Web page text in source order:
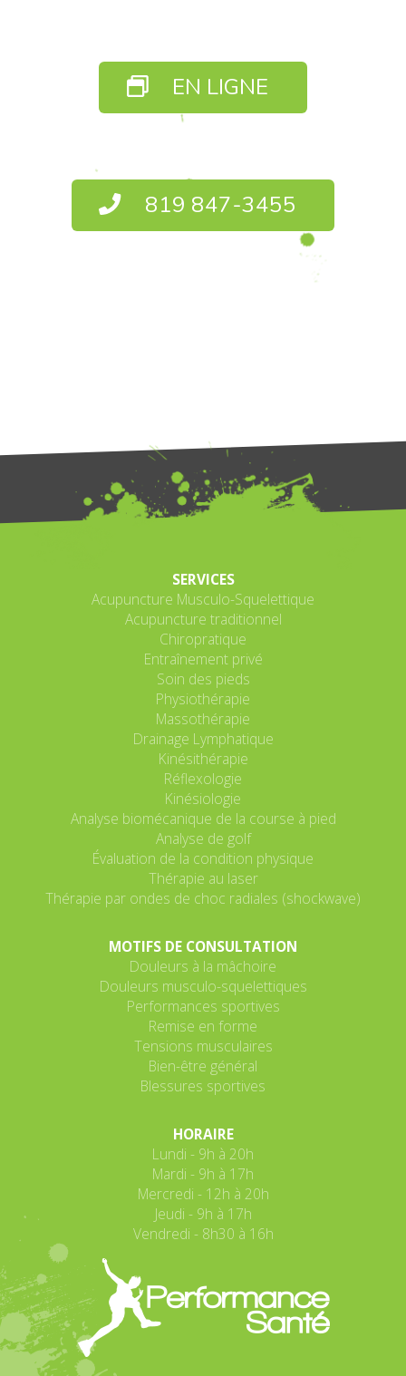
EN LIGNE
819 847-3455
SERVICES
Acupuncture Musculo-Squelettique
Acupuncture traditionnel
Chiropratique
Entraînement privé
Soin des pieds
Physiothérapie
Massothérapie
Drainage Lymphatique
Kinésithérapie
Réflexologie
Kinésiologie
Analyse biomécanique de la course à pied
Analyse de golf
Évaluation de la condition physique
Thérapie au laser
Thérapie par ondes de choc radiales (shockwave)
MOTIFS DE CONSULTATION
Douleurs à la mâchoire
Douleurs musculo-squelettiques
Performances sportives
Remise en forme
Tensions musculaires
Bien-être général
Blessures sportives
HORAIRE
Lundi - 9h à 20h
Mardi - 9h à 17h
Mercredi - 12h à 20h
Jeudi - 9h à 17h
Vendredi - 8h30 à 16h